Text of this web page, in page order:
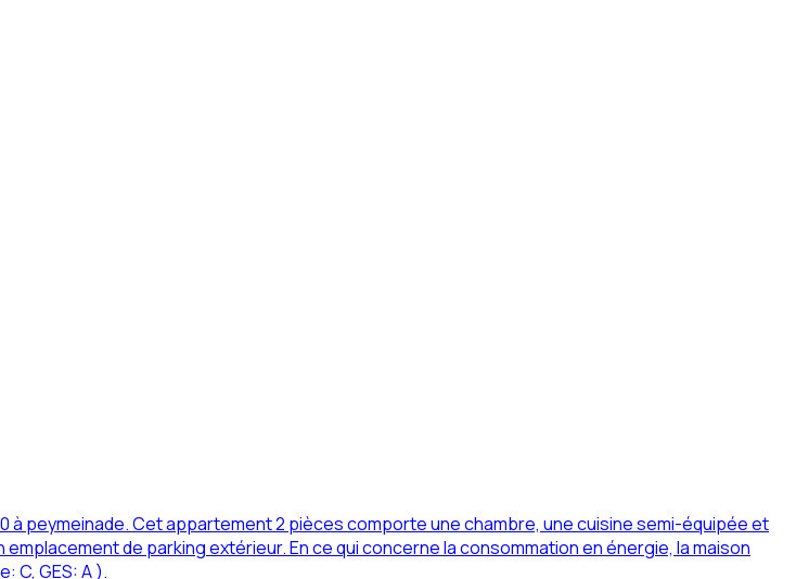
peymeinade. Cet appartement 2 pièces comporte une chambre, une cuisine semi-équipée et
de parking extérieur. En ce qui concerne la consommation en énergie, la maison
C, GES: A ).